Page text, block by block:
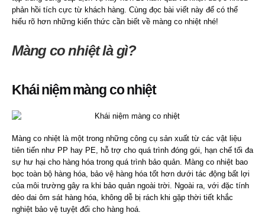
phản hồi tích cực từ khách hàng. Cùng đọc bài viết này để có thể
hiểu rõ hơn những kiến thức cần biết về màng co nhiệt nhé!
Màng co nhiệt là gì?
Khái niệm màng co nhiệt
Màng co nhiệt là một trong những công cụ sản xuất từ các vật liệu
tiên tiến như PP hay PE, hỗ trợ cho quá trình đóng gói, hạn chế tối đa
sự hư hại cho hàng hóa trong quá trình bảo quản. Màng co nhiệt bao
bọc toàn bộ hàng hóa, bảo vệ hàng hóa tốt hơn dưới tác động bất lợi
của môi trường gây ra khi bảo quản ngoài trời. Ngoài ra, với đặc tính
dẻo dai ôm sát hàng hóa, không dễ bị rách khi gặp thời tiết khắc
nghiệt bảo vệ tuyệt đối cho hàng hoá.